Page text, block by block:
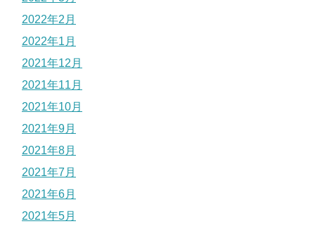
2022年2月
2022年1月
2021年12月
2021年11月
2021年10月
2021年9月
2021年8月
2021年7月
2021年6月
2021年5月